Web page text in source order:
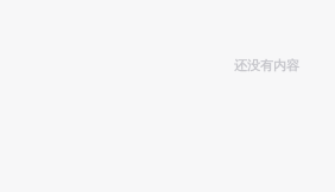
还没有内容